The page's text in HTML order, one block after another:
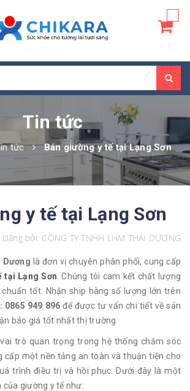
Tin tức
tức Bán giường y tế tại Lạng Sơn
y tế tại Lạng Sơn
Đăng bởi: CÔNG TY TNHH LHM THÁI DƯƠNG
Dương là đơn vị chuyên phân phối, cung cấp
tại Lạng Sơn . Chúng tôi cam kết chất lượng
tốt. Nhận ship hàng số lượng lớn trên
0865 949 896 để được tư vấn chi tiết về sản
báo giá tốt nhất thị trường.
trò quan trọng trong hệ thống chăm sóc
cấp một nền tảng an toàn và thuận tiện cho
trình điều trị và hồi phục. Dưới đây là một
của giường y tế như: